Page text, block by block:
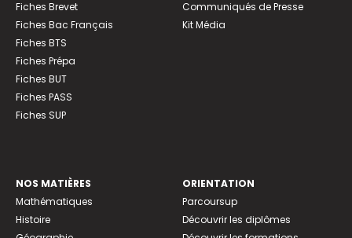
Fiches Brevet
Fiches Bac Français
Fiches BTS
Fiches Prépa
Fiches BUT
Fiches PASS
Fiches SUP
Communiqués de Presse
Kit Média
NOS MATIÈRES
Mathématiques
Histoire
ORIENTATION
Parcoursup
Découvrir les diplômes